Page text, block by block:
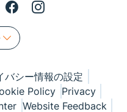
バシー情報の設定
Policy Privacy
Website Feedback